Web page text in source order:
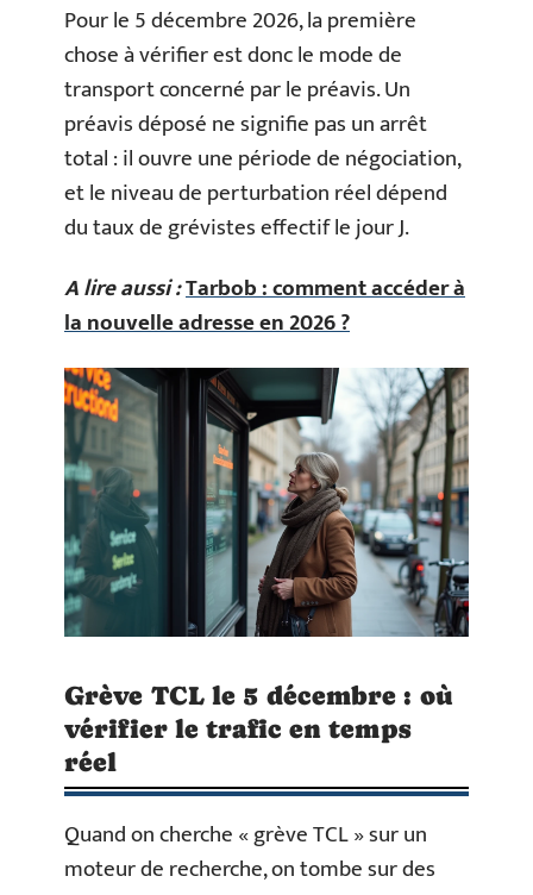
Pour le 5 décembre 2026, la première
chose à vérifier est donc le mode de
transport concerné par le préavis. Un
préavis déposé ne signifie pas un arrêt
total : il ouvre une période de négociation,
et le niveau de perturbation réel dépend
du taux de grévistes effectif le jour J.
A lire aussi :Tarbob : comment accéder à
la nouvelle adresse en 2026 ?
Grève TCL le 5 décembre : où
vérifier le trafic en temps
réel
Quand on cherche « grève TCL » sur un
moteur de recherche, on tombe sur des